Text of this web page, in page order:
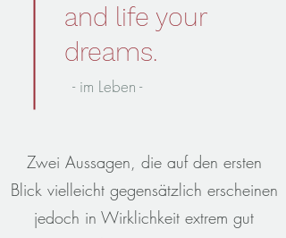
and life your
dreams.
- im Leben -
Zwei Aussagen, die auf den ersten
Blick vielleicht gegensätzlich erscheinen
jedoch in Wirklichkeit extrem gut